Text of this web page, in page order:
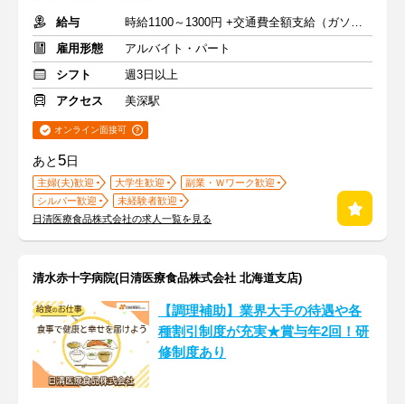
給与
時給1100～1300円 +交通費全額支給（ガソリン代も支給）
雇用形態
アルバイト・パート
シフト
週3日以上
アクセス
美深駅
オンライン面接可
あと 5日
主婦(夫)歓迎 大学生歓迎
副業・Ｗワーク歓迎
シルバー歓迎
未経験者歓迎
日清医療食品株式会社の求人一覧を見る
清水赤十字病院(日清医療食品株式会社 北海道支店)
【調理補助】業界大手の待遇や各
種割引制度が充実★賞与年2回！研
修制度あり